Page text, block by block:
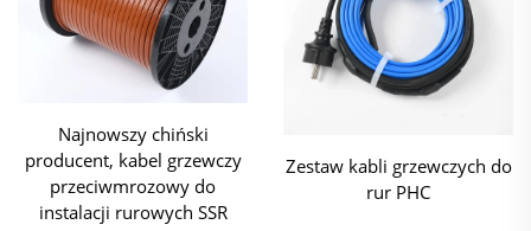
Najnowszy chiński
producent, kabel grzewczy
przeciwmrozowy do
instalacji rurowych SSR
Zestaw kabli grzewczych do
rur PHC